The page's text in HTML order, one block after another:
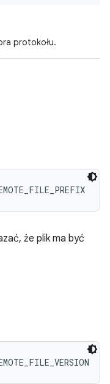
protokołu.
że plik ma być